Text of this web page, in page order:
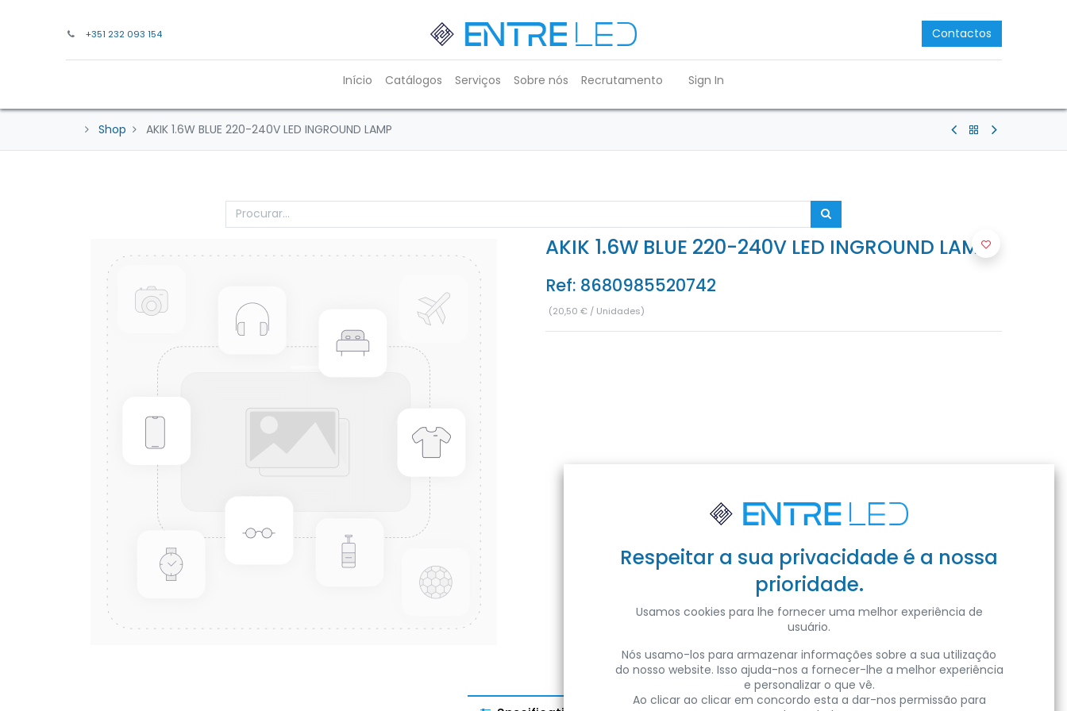
+351 232 093 154 Contactos
Início Catálogos Serviços Sobre nós Recrutamento Sign In
Shop AKIK 1.6W BLUE 220-240V LED INGROUND LAMP
AKIK 1.6W BLUE 220-240V LED INGROUND LAMP
Ref: 8680985520742
(20,50 € / Unidades)
Respeitar a sua privacidade é a nossa
prioridade.
Usamos cookies para lhe fornecer uma melhor experiência de
usuário.
Nós usamo-los para armazenar informações sobre a sua utilização
do nosso website. Isso ajuda-nos a fornecer-lhe a melhor experiência
e personalizar o que vê.
Ao clicar ao clicar em concordo esta a dar-nos permissão para